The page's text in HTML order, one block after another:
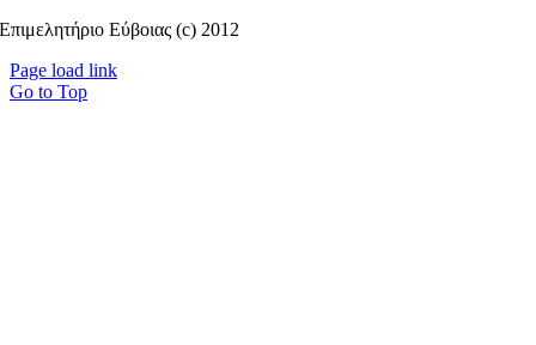
Επιμελητήριο Εύβοιας (c) 2012
Page load link
Go to Top